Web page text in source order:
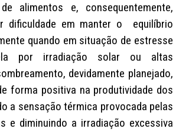
alimentos e, consequentemente,
dificuldade em manter o equilíbrio
quando em situação de estresse
por irradiação solar ou altas
devidamente planejado,
forma positiva na produtividade dos
a sensação térmica provocada pelas
e diminuindo a irradiação excessiva